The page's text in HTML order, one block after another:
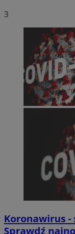
3
Koronawirus -
Sprawdź